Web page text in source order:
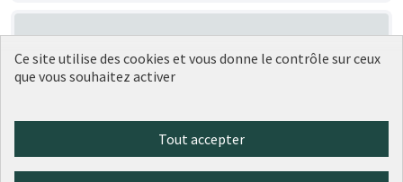
Borne anti-moustiques au Parc
Soumise au
Ce site utilise des cookies et vous donne le contrôle sur ceux
que vous souhaitez activer
Tout accepter